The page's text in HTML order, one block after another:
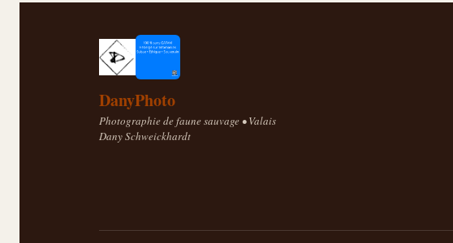
DanyPhoto
Photographie de faune sauvage • Valais
Dany Schweickhardt